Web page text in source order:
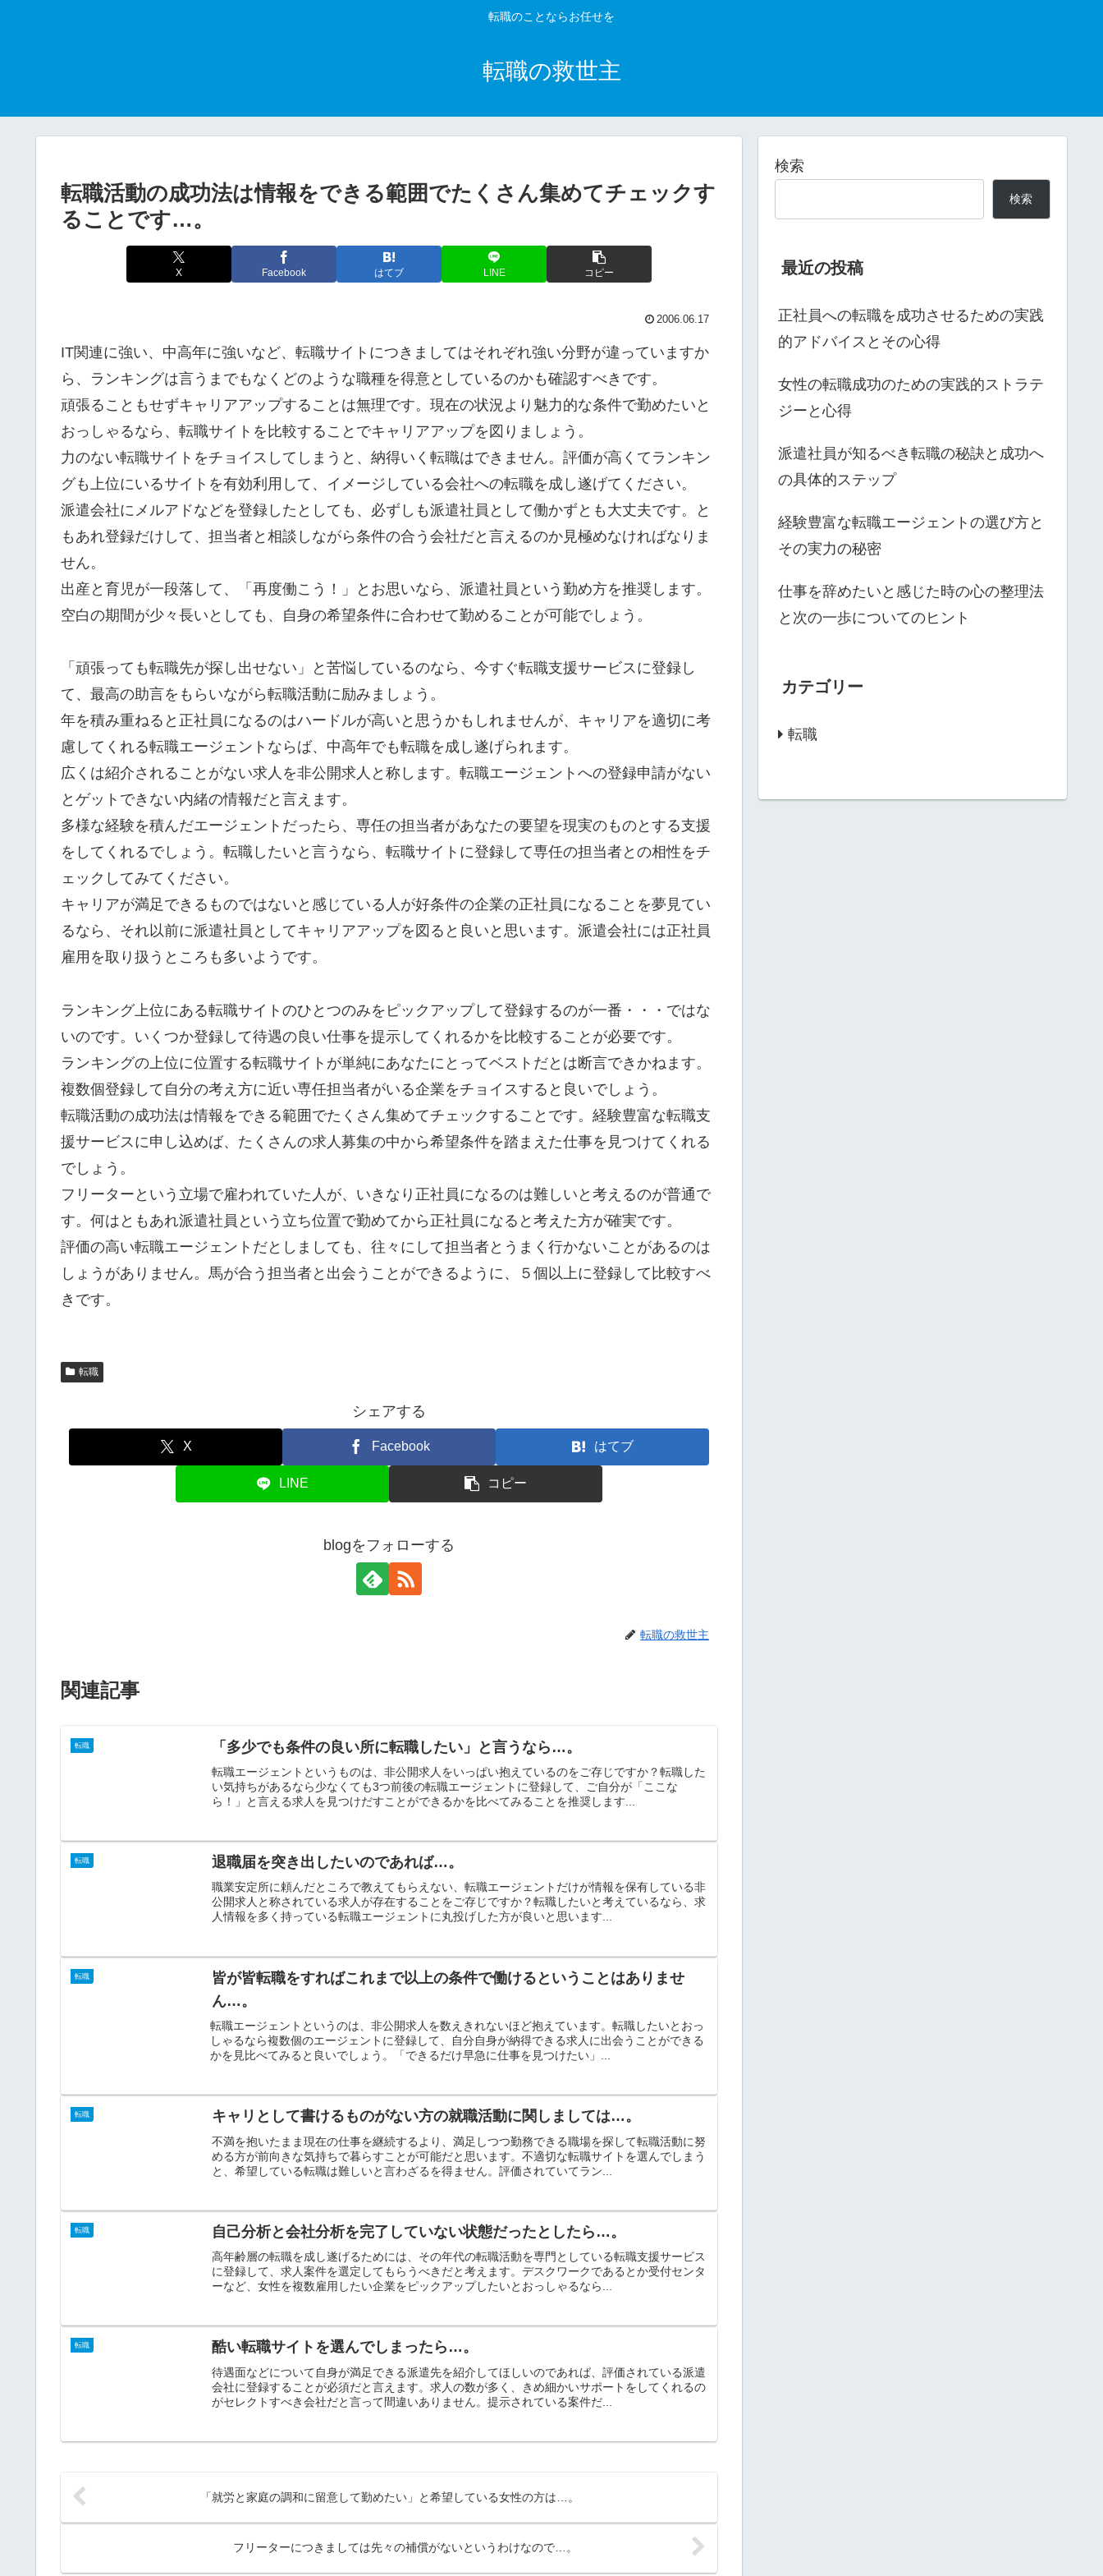
転職のことならお任せを
転職の救世主
転職活動の成功法は情報をできる範囲でたくさん集めてチェックす
ることです…。
X Facebook はてブ LINE コピー
2006.06.17
IT関連に強い、中高年に強いなど、転職サイトにつきましてはそれぞれ強い分野が違っていますか
ら、ランキングは言うまでもなくどのような職種を得意としているのかも確認すべきです。
頑張ることもせずキャリアアップすることは無理です。現在の状況より魅力的な条件で勤めたいと
おっしゃるなら、転職サイトを比較することでキャリアアップを図りましょう。
力のない転職サイトをチョイスしてしまうと、納得いく転職はできません。評価が高くてランキン
グも上位にいるサイトを有効利用して、イメージしている会社への転職を成し遂げてください。
派遣会社にメルアドなどを登録したとしても、必ずしも派遣社員として働かずとも大丈夫です。と
もあれ登録だけして、担当者と相談しながら条件の合う会社だと言えるのか見極めなければなりま
せん。
出産と育児が一段落して、「再度働こう！」とお思いなら、派遣社員という勤め方を推奨します。
空白の期間が少々長いとしても、自身の希望条件に合わせて勤めることが可能でしょう。
「頑張っても転職先が探し出せない」と苦悩しているのなら、今すぐ転職支援サービスに登録し
て、最高の助言をもらいながら転職活動に励みましょう。
年を積み重ねると正社員になるのはハードルが高いと思うかもしれませんが、キャリアを適切に考
慮してくれる転職エージェントならば、中高年でも転職を成し遂げられます。
広くは紹介されることがない求人を非公開求人と称します。転職エージェントへの登録申請がない
とゲットできない内緒の情報だと言えます。
多様な経験を積んだエージェントだったら、専任の担当者があなたの要望を現実のものとする支援
をしてくれるでしょう。転職したいと言うなら、転職サイトに登録して専任の担当者との相性をチ
ェックしてみてください。
キャリアが満足できるものではないと感じている人が好条件の企業の正社員になることを夢見てい
るなら、それ以前に派遣社員としてキャリアアップを図ると良いと思います。派遣会社には正社員
雇用を取り扱うところも多いようです。
ランキング上位にある転職サイトのひとつのみをピックアップして登録するのが一番・・・ではな
いのです。いくつか登録して待遇の良い仕事を提示してくれるかを比較することが必要です。
ランキングの上位に位置する転職サイトが単純にあなたにとってベストだとは断言できかねます。
複数個登録して自分の考え方に近い専任担当者がいる企業をチョイスすると良いでしょう。
転職活動の成功法は情報をできる範囲でたくさん集めてチェックすることです。経験豊富な転職支
援サービスに申し込めば、たくさんの求人募集の中から希望条件を踏まえた仕事を見つけてくれる
でしょう。
フリーターという立場で雇われていた人が、いきなり正社員になるのは難しいと考えるのが普通で
す。何はともあれ派遣社員という立ち位置で勤めてから正社員になると考えた方が確実です。
評価の高い転職エージェントだとしましても、往々にして担当者とうまく行かないことがあるのは
しょうがありません。馬が合う担当者と出会うことができるように、５個以上に登録して比較すべ
きです。
転職
シェアする
X Facebook はてブ
LINE コピー
blogをフォローする
転職の救世主
関連記事
転職 「多少でも条件の良い所に転職したい」と言うなら…。
転職エージェントというものは、非公開求人をいっぱい抱えているのをご存じですか？転職した
い気持ちがあるなら少なくても3つ前後の転職エージェントに登録して、ご自分が「ここな
ら！」と言える求人を見つけだすことができるかを比べてみることを推奨します...
転職 退職届を突き出したいのであれば…。
職業安定所に頼んだところで教えてもらえない、転職エージェントだけが情報を保有している非
公開求人と称されている求人が存在することをご存じですか？転職したいと考えているなら、求
人情報を多く持っている転職エージェントに丸投げした方が良いと思います...
転職
皆が皆転職をすればこれまで以上の条件で働けるということはありませ
ん…。
転職エージェントというのは、非公開求人を数えきれないほど抱えています。転職したいとおっ
しゃるなら複数個のエージェントに登録して、自分自身が納得できる求人に出会うことができる
かを見比べてみると良いでしょう。「できるだけ早急に仕事を見つけたい」...
転職 キャリとして書けるものがない方の就職活動に関しましては…。
不満を抱いたまま現在の仕事を継続するより、満足しつつ勤務できる職場を探して転職活動に努
める方が前向きな気持ちで暮らすことが可能だと思います。不適切な転職サイトを選んでしまう
と、希望している転職は難しいと言わざるを得ません。評価されていてラン...
転職 自己分析と会社分析を完了していない状態だったとしたら…。
高年齢層の転職を成し遂げるためには、その年代の転職活動を専門としている転職支援サービス
に登録して、求人案件を選定してもらうべきだと考えます。デスクワークであるとか受付センタ
ーなど、女性を複数雇用したい企業をピックアップしたいとおっしゃるなら...
転職 酷い転職サイトを選んでしまったら…。
待遇面などについて自身が満足できる派遣先を紹介してほしいのであれば、評価されている派遣
会社に登録することが必須だと言えます。求人の数が多く、きめ細かいサポートをしてくれるの
がセレクトすべき会社だと言って間違いありません。提示されている案件だ...
「就労と家庭の調和に留意して勤めたい」と希望している女性の方は…。
フリーターにつきましては先々の補償がないというわけなので…。
検索
検索
最近の投稿
正社員への転職を成功させるための実践
的アドバイスとその心得
女性の転職成功のための実践的ストラテ
ジーと心得
派遣社員が知るべき転職の秘訣と成功へ
の具体的ステップ
経験豊富な転職エージェントの選び方と
その実力の秘密
仕事を辞めたいと感じた時の心の整理法
と次の一歩についてのヒント
カテゴリー
転職